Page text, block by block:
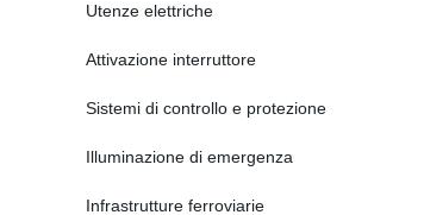
Utenze elettriche
Attivazione interruttore
Sistemi di controllo e protezione
Illuminazione di emergenza
Infrastrutture ferroviarie